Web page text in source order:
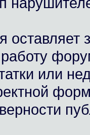
оставляет
работу
или